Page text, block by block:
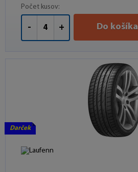
Počet kusov:
- + Do košíka
Darček